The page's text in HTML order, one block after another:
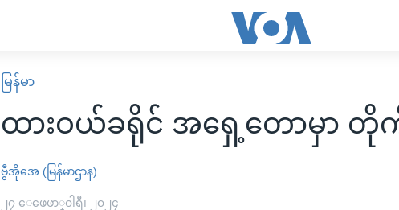
မြန်မာ
ထားဝယ်ခရိုင် အရှေ့တောမှာ တိုက်
ဗွီအိုအေ (မြန်မာဌာန)
၂၇ ေဖေဖာ္၀ါရီ၊ ၂၀၂၄